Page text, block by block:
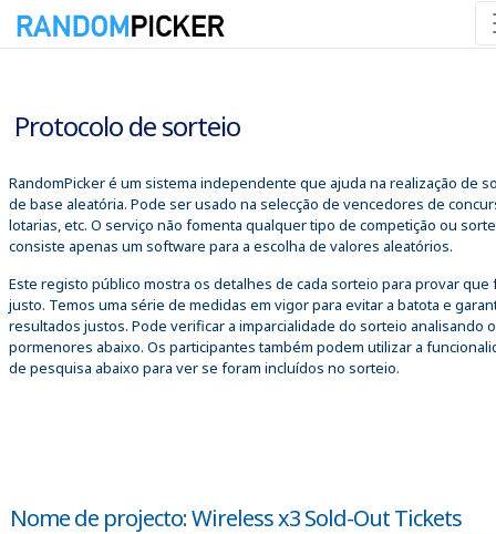
Protocolo de sorteio
RandomPicker é um sistema independente que ajuda na realização de
de base aleatória. Pode ser usado na selecção de vencedores de
lotarias, etc. O serviço não fomenta qualquer tipo de competição ou
consiste apenas um software para a escolha de valores aleatórios.
Este registo público mostra os detalhes de cada sorteio para provar que
justo. Temos uma série de medidas em vigor para evitar a batota e
resultados justos. Pode verificar a imparcialidade do sorteio analisando
pormenores abaixo. Os participantes também podem utilizar a
de pesquisa abaixo para ver se foram incluídos no sorteio.
Nome de projecto: Wireless x3 Sold-Out Tickets